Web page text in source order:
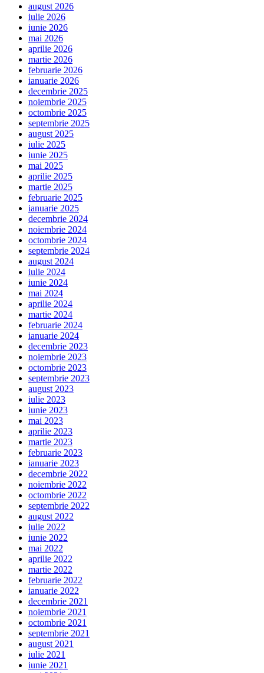
august 2026
iulie 2026
iunie 2026
mai 2026
aprilie 2026
martie 2026
februarie 2026
ianuarie 2026
decembrie 2025
noiembrie 2025
octombrie 2025
septembrie 2025
august 2025
iulie 2025
iunie 2025
mai 2025
aprilie 2025
martie 2025
februarie 2025
ianuarie 2025
decembrie 2024
noiembrie 2024
octombrie 2024
septembrie 2024
august 2024
iulie 2024
iunie 2024
mai 2024
aprilie 2024
martie 2024
februarie 2024
ianuarie 2024
decembrie 2023
noiembrie 2023
octombrie 2023
septembrie 2023
august 2023
iulie 2023
iunie 2023
mai 2023
aprilie 2023
martie 2023
februarie 2023
ianuarie 2023
decembrie 2022
noiembrie 2022
octombrie 2022
septembrie 2022
august 2022
iulie 2022
iunie 2022
mai 2022
aprilie 2022
martie 2022
februarie 2022
ianuarie 2022
decembrie 2021
noiembrie 2021
octombrie 2021
septembrie 2021
august 2021
iulie 2021
iunie 2021